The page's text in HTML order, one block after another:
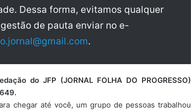
Dessa forma, evitamos qualquer
de pauta enviar no e-
.
do JFP (JORNAL FOLHA DO PROGRESSO)
chegar até você, um grupo de pessoas trabalhou